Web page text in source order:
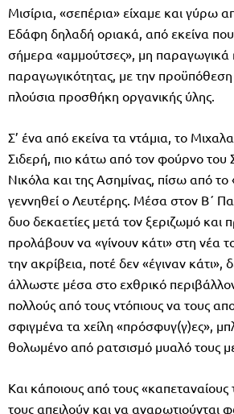
Μισίρια, «σεπέρια» είχαμε και γύρω
Εδάφη δηλαδή οριακά, από εκείνα
σήμερα «αμμούτσες», μη παραγωγικά
παραγωγικότητας, με την προϋπόθεση
πλούσια προσθήκη οργανικής ύλης.
Σ’ ένα από εκείνα τα ντάμια, το
Σιδερή, πιο κάτω από τον φούρνο του
Νικόλα και της Ασημίνας, πίσω από το
γεννηθεί ο Λευτέρης. Μέσα στον Β΄
δυο δεκαετίες μετά τον ξεριζωμό και
προλάβουν να «γίνουν κάτι» στη νέα
την ακρίβεια, ποτέ δεν «έγιναν κάτι»,
άλλωστε μέσα στο εχθρικό
πολλούς από τους ντόπιους να τους
σφιγμένα τα χείλη «πρόσφυγ(γ)ες»,
θολωμένο από ρατσισμό μυαλό τους με
Και κάποιους από τους
τους απειλούν και να αναρωτιούνται